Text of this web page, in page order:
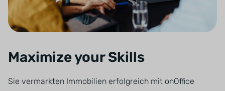
Maximize your Skills
Sie vermarkten Immobilien erfolgreich mit onOffice